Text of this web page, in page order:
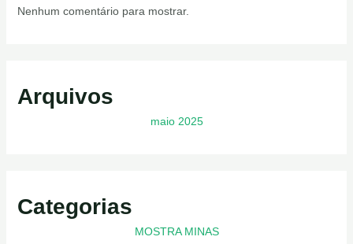
Nenhum comentário para mostrar.
Arquivos
maio 2025
Categorias
MOSTRA MINAS